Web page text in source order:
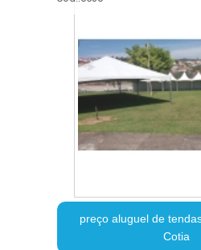
preço aluguel de
Cotia